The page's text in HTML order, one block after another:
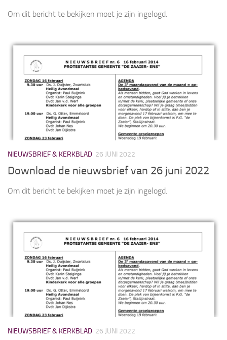
Om dit bericht te bekijken moet je zijn ingelogd.
NIEUWSBRIEF & KERKBLAD 26 JUNI 2022
Download de nieuwsbrief van 26 juni 2022
Om dit bericht te bekijken moet je zijn ingelogd.
NIEUWSBRIEF & KERKBLAD 26 JUNI 2022